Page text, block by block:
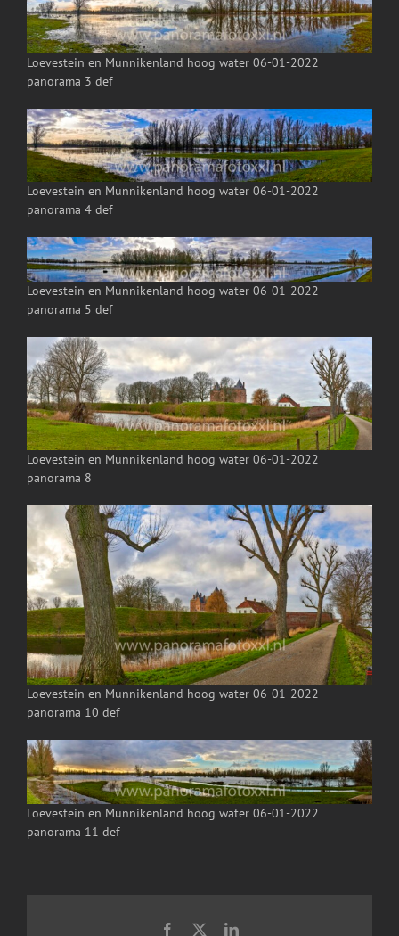
Loevestein en Munnikenland hoog water 06-01-2022
panorama 3 def
Loevestein en Munnikenland hoog water 06-01-2022
panorama 4 def
Loevestein en Munnikenland hoog water 06-01-2022
panorama 5 def
Loevestein en Munnikenland hoog water 06-01-2022
panorama 8
Loevestein en Munnikenland hoog water 06-01-2022
panorama 10 def
Loevestein en Munnikenland hoog water 06-01-2022
panorama 11 def
Facebook LinkedIn